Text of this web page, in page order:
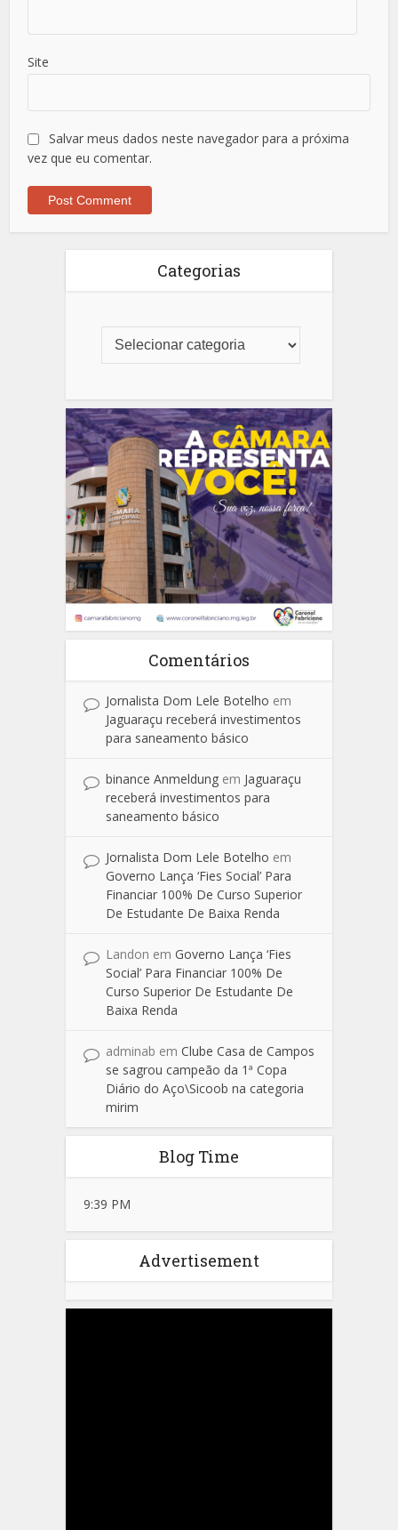
Site
Salvar meus dados neste navegador para a próxima
vez que eu comentar.
Categorias
Comentários
Jornalista Dom Lele Botelho em
Jaguaraçu receberá investimentos
para saneamento básico
binance Anmeldung em Jaguaraçu
receberá investimentos para
saneamento básico
Jornalista Dom Lele Botelho em
Governo Lança ‘Fies Social’ Para
Financiar 100% De Curso Superior
De Estudante De Baixa Renda
Landon em Governo Lança ‘Fies
Social’ Para Financiar 100% De
Curso Superior De Estudante De
Baixa Renda
adminab em Clube Casa de Campos
se sagrou campeão da 1ª Copa
Diário do Aço\Sicoob na categoria
mirim
Blog Time
9:39 PM
Advertisement